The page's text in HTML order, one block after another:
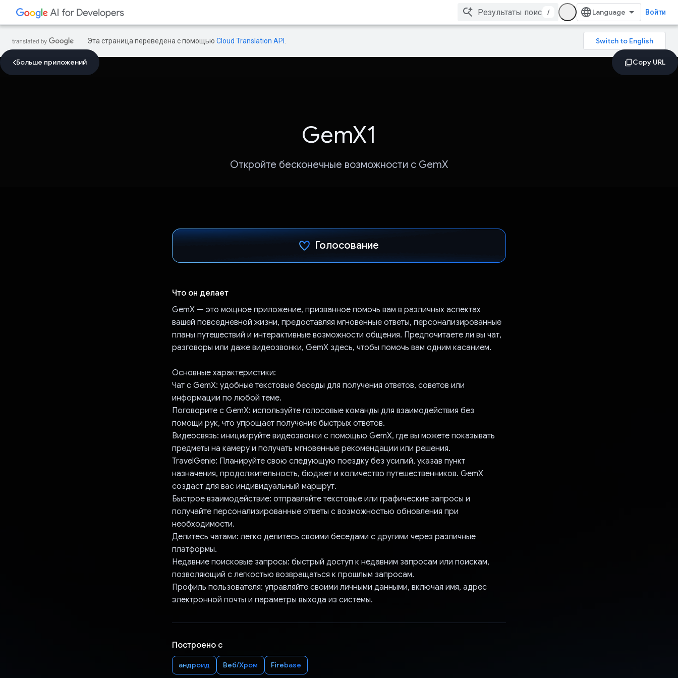
/ Войти
Эта страница переведена с помощью Cloud Translation API
Больше приложений
GemX1
Откройте бесконечные возможности с GemX
Голосование
Что он делает
GemX — это мощное приложение, призванное помочь вам в различных аспектах
вашей повседневной жизни, предоставляя мгновенные ответы, персонализированные
планы путешествий и интерактивные возможности общения. Предпочитаете ли вы чат,
разговоры или даже видеозвонки, GemX здесь, чтобы помочь вам одним касанием.
Основные характеристики:
Чат с GemX: удобные текстовые беседы для получения ответов, советов или
информации по любой теме.
Поговорите с GemX: используйте голосовые команды для взаимодействия без
помощи рук, что упрощает получение быстрых ответов.
Видеосвязь: инициируйте видеозвонки с помощью GemX, где вы можете показывать
предметы на камеру и получать мгновенные рекомендации или решения.
TravelGenie: Планируйте свою следующую поездку без усилий, указав пункт
назначения, продолжительность, бюджет и количество путешественников. GemX
создаст для вас индивидуальный маршрут.
Быстрое взаимодействие: отправляйте текстовые или графические запросы и
получайте персонализированные ответы с возможностью обновления при
необходимости.
Делитесь чатами: легко делитесь своими беседами с другими через различные
платформы.
Недавние поисковые запросы: быстрый доступ к недавним запросам или поискам,
позволяющий с легкостью возвращаться к прошлым запросам.
Профиль пользователя: управляйте своими личными данными, включая имя, адрес
электронной почты и параметры выхода из системы.
Построено с
андроид Веб/Хром Firebase